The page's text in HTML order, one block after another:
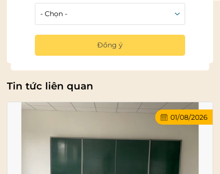
tin tưởng và sử dụng bảng thông báo công ty ngoài
trời của Bangtot.vn
Chia sẻ
Tin tức liên quan
01/08/2026
Đồng ý